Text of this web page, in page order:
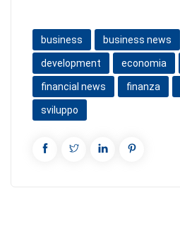
business business news
development economia
financial news finanza
sviluppo